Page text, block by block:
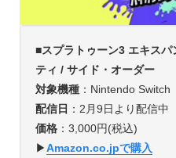
■スプラトゥーン3 エキス
ティ / サイド・オーダー
対象機種：Nintendo Switch
配信日 ：2月9日より配信中
価格：3,000円(税込)
▶︎Amazon.co.jpで購入